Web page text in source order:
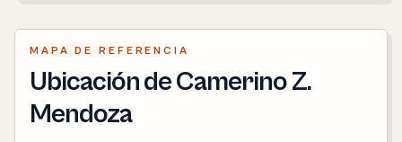
MAPA DE REFERENCIA
Ubicación de Camerino Z.
Mendoza